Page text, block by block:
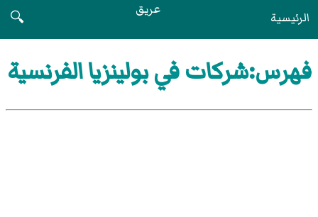
الرئيسية عريق
🔍
فهرس:شركات في بولينزيا الفرنسية